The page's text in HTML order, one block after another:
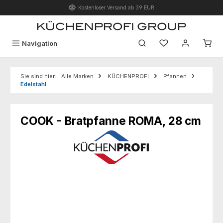
Zum Hauptinhalt springenKostenloser Versand ab 39 EUR
Navigation Du hast 0
Sie sind hier: Alle Marken KÜCHENPROFI
Pfannen
Edelstahl
COOK - Bratpfanne ROMA, 28 cm